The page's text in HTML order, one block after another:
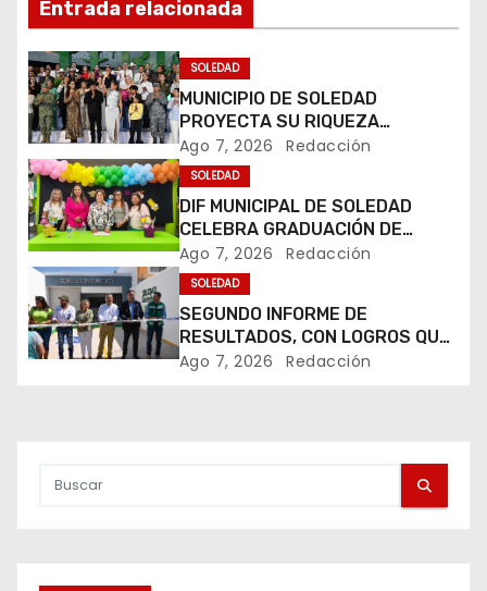
g
a
c
i
ó
n
d
e
Entrada relacionada
SOLEDAD
MUNICIPIO DE SOLEDAD
PROYECTA SU RIQUEZA
TURÍSTICA EN LA FERIA
NACIONAL POTOSINA
Ago 7, 2026 Redacción
SOLEDAD
DIF MUNICIPAL DE SOLEDAD
CELEBRA GRADUACIÓN DE
PEQUEÑOS USUARIOS DE
ESTANCIAS “CAPULLITOS 1 Y 2”
Ago 7, 2026 Redacción
SOLEDAD
SEGUNDO INFORME DE
RESULTADOS, CON LOGROS QUE
HAN TRANSFORMADO LA VIDA
Ago 7, 2026 Redacción